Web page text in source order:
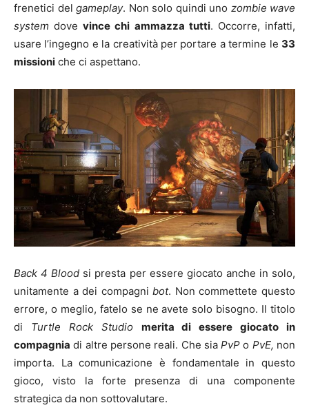
frenetici del gameplay. Non solo quindi uno zombie wave
system dovevince chi ammazza tutti. Occorre, infatti,
usare l’ingegno e la creatività per portare a termine le 33
missioni che ci aspettano.
Back 4 Blood si presta per essere giocato anche in solo,
unitamente a dei compagnibot. Non commettete questo
errore, o meglio, fatelo se ne avete solo bisogno. Il titolo
di Turtle Rock Studio
merita di essere giocato in
compagnia di altre persone reali. Che siaPvP o PvE, non
importa. La comunicazione è fondamentale in questo
gioco, visto la forte presenza di una componente
strategica da non sottovalutare.